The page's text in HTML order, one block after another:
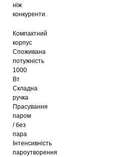
ніж
конкуренти.
Компактний
корпус
Споживана
потужність
1000
Вт
Складна
ручка
Прасування
паром
/ без
пара
Інтенсивність
пароутворення